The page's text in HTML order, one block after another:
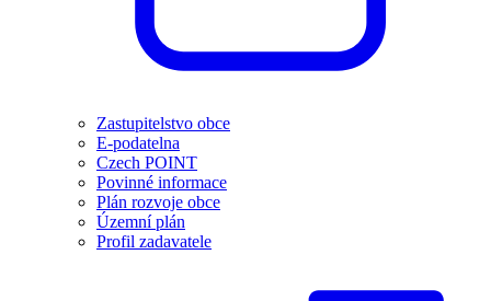
Zastupitelstvo obce
E-podatelna
Czech POINT
Povinné informace
Plán rozvoje obce
Územní plán
Profil zadavatele